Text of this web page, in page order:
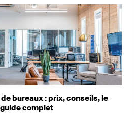
bureaux : prix, conseils, le
guide complet